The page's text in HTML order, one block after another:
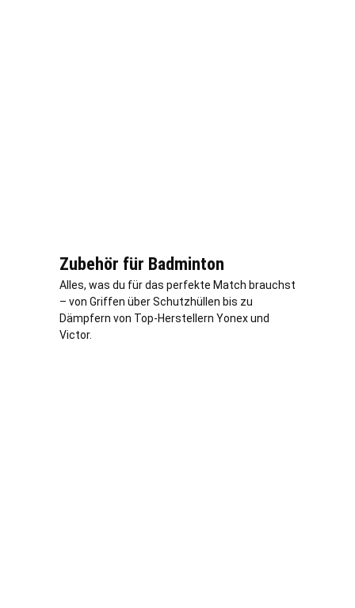
Zubehör für Badminton
Alles, was du für das perfekte Match brauchst
– von Griffen über Schutzhüllen bis zu
Dämpfern von Top-Herstellern Yonex und
Victor.